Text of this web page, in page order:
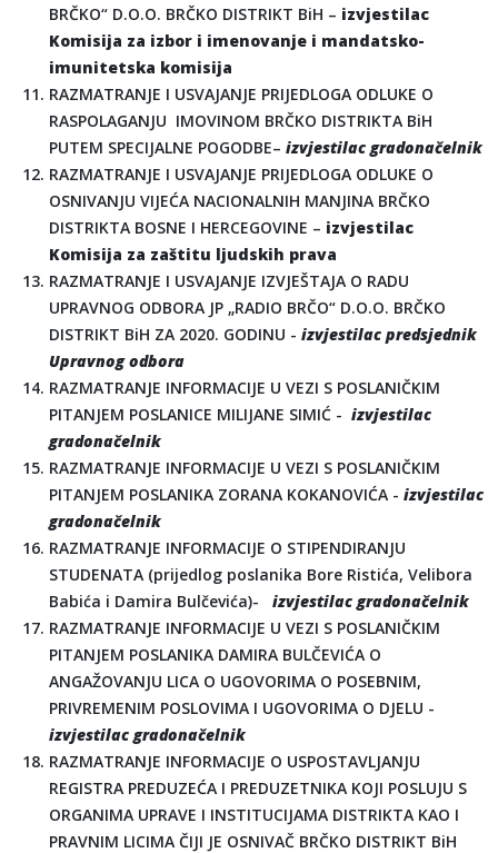
BRČKO“ D.O.O. BRČKO DISTRIKT BiH – izvjestilac
Komisija za izbor i imenovanje i mandatsko-
imunitetska komisija
RAZMATRANJE I USVAJANJE PRIJEDLOGA ODLUKE O
RASPOLAGANJU IMOVINOM BRČKO DISTRIKTA BiH
PUTEM SPECIJALNE POGODBE– izvjestilac gradonačelnik
RAZMATRANJE I USVAJANJE PRIJEDLOGA ODLUKE O
OSNIVANJU VIJEĆA NACIONALNIH MANJINA BRČKO
DISTRIKTA BOSNE I HERCEGOVINE – izvjestilac
Komisija za zaštitu ljudskih prava
RAZMATRANJE I USVAJANJE IZVJEŠTAJA O RADU
UPRAVNOG ODBORA JP „RADIO BRČO“ D.O.O. BRČKO
DISTRIKT BiH ZA 2020. GODINU - izvjestilac predsjednik
Upravnog odbora
RAZMATRANJE INFORMACIJE U VEZI S POSLANIČKIM
PITANJEM POSLANICE MILIJANE SIMIĆ - izvjestilac
gradonačelnik
RAZMATRANJE INFORMACIJE U VEZI S POSLANIČKIM
PITANJEM POSLANIKA ZORANA KOKANOVIĆA - izvjestilac
gradonačelnik
RAZMATRANJE INFORMACIJE O STIPENDIRANJU
STUDENATA (prijedlog poslanika Bore Ristića, Velibora
Babića i Damira Bulčevića)- izvjestilac gradonačelnik
RAZMATRANJE INFORMACIJE U VEZI S POSLANIČKIM
PITANJEM POSLANIKA DAMIRA BULČEVIĆA O
ANGAŽOVANJU LICA O UGOVORIMA O POSEBNIM,
PRIVREMENIM POSLOVIMA I UGOVORIMA O DJELU -
izvjestilac gradonačelnik
RAZMATRANJE INFORMACIJE O USPOSTAVLJANJU
REGISTRA PREDUZEĆA I PREDUZETNIKA KOJI POSLUJU S
ORGANIMA UPRAVE I INSTITUCIJAMA DISTRIKTA KAO I
PRAVNIM LICIMA ČIJI JE OSNIVAČ BRČKO DISTRIKT BiH